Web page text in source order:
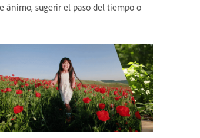
ánimo, sugerir el paso del tiempo o